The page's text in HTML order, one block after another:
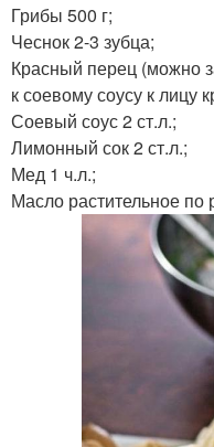
Грибы 500 г;
Чеснок 2-3 зубца;
Красный перец (можно
к соевому соусу к лицу
Соевый соус 2 ст.л.;
Лимонный сок 2 ст.л.;
Мед 1 ч.л.;
Масло растительное по